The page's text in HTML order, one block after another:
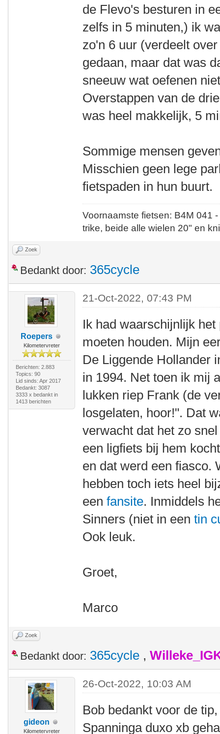
de Flevo's besturen in
zelfs in 5 minuten,) ik
zo'n 6 uur (verdeelt
gedaan, maar dat was
sneeuw wat oefenen
Overstappen van de
was heel makkelijk, 5
Sommige mensen
Misschien geen lege
fietspaden in hun buurt.
Voornaamste fietsen: B4M
trike, beide alle wielen 20" en
Zoek
Bedankt door: 365cycle
Roepers
Kilometervreter
Berichten: 2.883
Topics: 90
Lid sinds: Apr 2017
Bedankt: 3087
3333 x bedankt in
1413 berichten
21-Oct-2022, 07:43 PM
Ik had waarschijnlijk
moeten houden. Mijn
De Liggende Hollander
in 1994. Net toen ik mij
lukken riep Frank (de
losgelaten, hoor!". Dat
verwacht dat het zo
een ligfiets bij hem
en dat werd een fiasco.
hebben toch iets heel
eenfansite. Inmiddels
Sinners (niet in eentin
Ook leuk.
Groet,
Marco
Zoek
Bedankt door: 365cycle ,
gideon
Kilometervreter
26-Oct-2022, 10:03 AM
Bob bedankt voor de
Spanninga duxo xb